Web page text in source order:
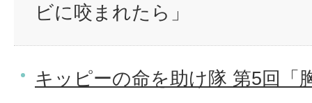
ビに咬まれたら」
キッピーの命を助け隊 第5回「